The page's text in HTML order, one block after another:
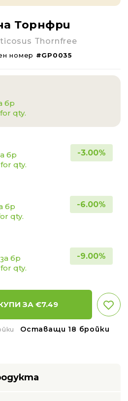
Торнфри
Thornfree
номер #GP0035
бр
qty.
бр
for qty.
-3.00%
бр
qty.
-6.00%
бр
for qty.
-9.00%
ЗА €7.49
Оставащи 18 бройки